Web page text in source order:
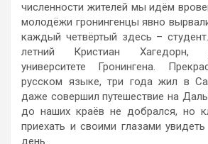
численности жителей мы идём
молодёжи гронингенцы явно
каждый четвёртый здесь –
летний Кристиан Хагедорн,
университете Гронингена.
русском языке, три года жил в
даже совершил путешествие на
до наших краёв не добрался, но
приехать и своими глазами